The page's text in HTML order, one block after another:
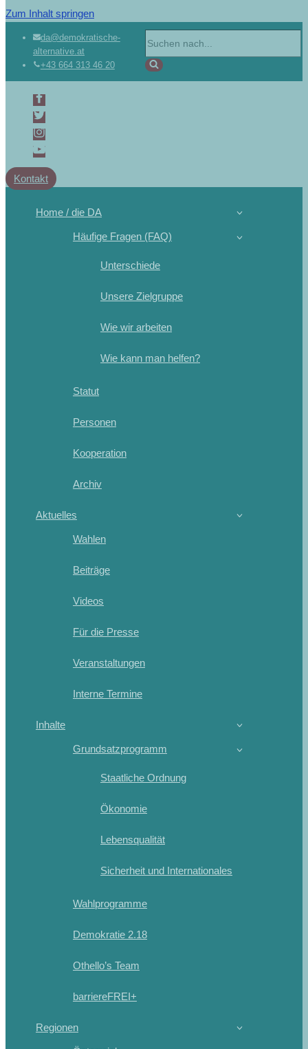
Zum Inhalt springen
da@demokratische-
alternative.at
+43 664 313 46 20
Kontakt
Home / die DA
Häufige Fragen (FAQ)
Unterschiede
Unsere Zielgruppe
Wie wir arbeiten
Wie kann man helfen?
Statut
Personen
Kooperation
Archiv
Aktuelles
Wahlen
Beiträge
Videos
Für die Presse
Veranstaltungen
Interne Termine
Inhalte
Grundsatzprogramm
Staatliche Ordnung
Ökonomie
Lebensqualität
Sicherheit und Internationales
Wahlprogramme
Demokratie 2.18
Othello’s Team
barriereFREI+
Regionen